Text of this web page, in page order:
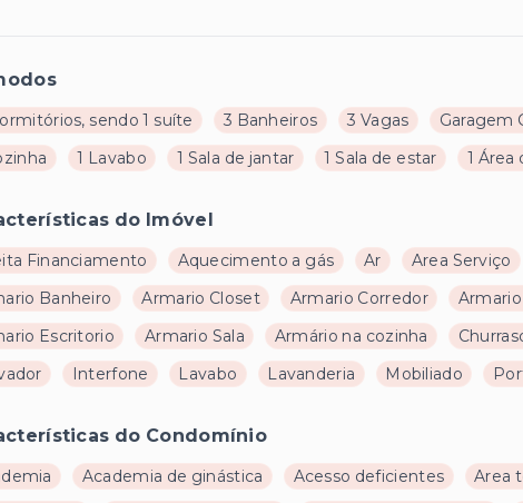
sendo 1 suíte 3 Banheiros 3 Vagas Garagem
1 Lavabo 1 Sala de jantar 1 Sala de estar 1 Área
do Imóvel
Financiamento Aquecimento a gás Ar Area Serviço
Banheiro
Armario Closet Armario Corredor
Escritorio
Armario Sala Armário na cozinha
Interfone Lavabo Lavanderia Mobiliado
do Condomínio
Academia de ginástica Acesso deficientes Area